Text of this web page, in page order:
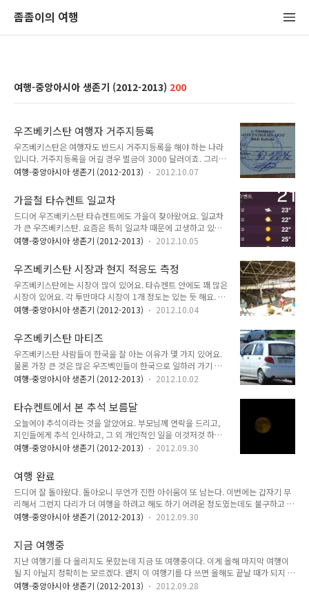
좀좀이의 여행
여행-중앙아시아 생존기 (2012-2013) 200
우즈베키스탄 여행자 거주지등록
우즈베키스탄은 여행자도 반드시 거주지등록을 해야 하는 나라
입니다. 거주지등록을 어길 경우 벌금이 3000 달러이죠. 그리고
이것은 계도 없이 바로 벌금이 나갑니다. 안 걸리고 잘 나가는 사
까다롭게 하는 곳은 동부에서 타슈켄트로 들어오는 길에 있는 검
문소와 타슈켄트 지하철 역입니다. 타슈켄트 지하철 역은 수하물
검사를 하는데, 이때 거주지등록 조사를 하는 경우도 종종 있죠.
거주지등록은 흔히 OVIR 가서 하라고만 나와 있는데 여행자들
은 꼭 오비르 가서 할 필요가 없어요. 호텔 및 게스트하우스, 호
하고, 오비르에 전화를 해서 거주지등록을 대신 해 주죠. 이렇게
하면 오비르에 갈 필요가..
여행-중앙아시아 생존기 (2012-2013) 2012.10.07
가을철 타슈켄트 일교차
드디어 우즈베키스탄 타슈켄트에도 가을이 찾아왔어요. 일교차
가 큰 우즈베키스탄. 요즘은 특히 일교차 때문에 고생하고 있어
요. 낮은 초가을, 밤은 늦가을을 보여주는 일교차. 낮에는 그냥
이 되면 추워요. 새벽에는 정말로 추워요. 그래서 전기장판을 벌
써 꺼냈답니다. 일교차가 커서 감기가 올까 말까 계속 눈치를 보
고 있네요. 여러분, 모두 가을철 감기 조심하세요!
여행-중앙아시아 생존기 (2012-2013) 2012.10.05
우즈베키스탄 시장과 현지 적응도 측정
우즈베키스탄에는 시장이 많이 있어요. 타슈켄트 안에도 꽤 많은
시장이 있어요. 각 투만마다 시장이 1개 정도는 있는 듯 해요. 우
즈베키스탄에서 시장은 크게 두 종류로 나눌 수 있어요. 하나는
른 하나는 잡화 및 공산품을 주로 파는 부윰 보조르 Buyum
bozori 에요. 전자는 정말 우리가 생각하는 시장이고, 후자는 동
대문 시장이나 남대문 시장 생각하시면 되요. 만약 이 나라 사람
들이 무엇을 먹고, 어떤 과일과 야채, 향신료가 있는지 궁금하다
면 데흐콘 보조르로 가야 해요. 부윰 보조르에서도 약간 팔기는
르에요. 이 데흐콘 보조르는 몇 개 구역이 나누어져 있어요. 대충
분..
여행-중앙아시아 생존기 (2012-2013) 2012.10.04
우즈베키스탄 마티즈
우즈베키스탄 사람들이 한국을 잘 아는 이유가 몇 가지 있어요.
물론 가장 큰 것은 많은 우즈벡인들이 한국으로 일하러 가기 때
문. 시골에서는 한달에 100달러 버는 집도 허다한데 한국 가면
생역전'이라고 생각하는 사람들이 많아요. 두 번째는 바로 '대
우'. 이 나라는 삼성보다도 대우가 더 유명한 나라. 그 이유는 이
나라에 대우 자동차 공장이 있기 때문이에요. IMF 때 대우 그룹
이 부도가 났는데, 이 나라 자동차 공장은 계속 가동되었어요. 아
마 정부에서 억지로 돌린 거 아닌가 하는 생각이 드는데, 어쨌든
종 택시로 많이 사용되죠. 그리고 이런 자동차 종류가 아예 택시
종류로 이름..
여행-중앙아시아 생존기 (2012-2013) 2012.10.02
타슈켄트에서 본 추석 보름달
오늘에야 추석이라는 것을 알았어요. 부모님께 연락을 드리고,
지인들에게 추석 인사하고, 그 외 개인적인 일을 이것저것 하다
보니 어느덧 저녁 7시. 창밖을 보니 보름달이 휘영청 빛나고 있
위가 맞기는 맞나 보아요. 이 보름달이 높게 떠서 그런지, 다른
이유가 있는지는 몰라도 다른 때 보았던 보름달보다 크기가 작네
요. 진짜 크게 뜰 때에는 엄청 크게 뜨는데요. 그렇게 큰 보름달
이 뜰 때마다 '이것이 한국보다 남위도에 위치한 나라의 달'이라
고 좋아했는데 지금 창밖에 떠 있는 달은 그냥 한국에서 보던 달
세요!
여행-중앙아시아 생존기 (2012-2013) 2012.09.30
여행 완료
드디어 잘 돌아왔다. 돌아오니 무언가 진한 아쉬움이 또 남는다. 이번에는 갑자기 무
리해서 그런지 다리가 더 여행을 하려고 해도 하기 어려운 정도였는데도 불구하고 벌
써 끝나버렸다는 생각만 든다. 집에 돌아와 샤워하고 짐을 대충 정리하니 한 시간이
글을 달아드리는 것부터 시작해야겠다. 사진 정리도 하고 여행기도 하나 하나 올리기
시작하고, 할 일도 다시 해야겠구나. 다시 일상으로 돌아왔으니 내일 하루는 여기 국
경일이니 푹 쉬고 모레부터는 다시 정상적인 일상으로 돌아가야겠다. 한국은 지금 추
석이라는데 나는 오늘 기차 타고 타슈켄트에 있는 집으로 돌아왔다. p.s. 매우 많이
늦었지만 모두 즐거운 추석 보내세요.
여행-중앙아시아 생존기 (2012-2013) 2012.09.30
지금 여행중
지난 여행기를 다 올리지도 못햤는데 지금 또 여행중이다. 이게 올해 마지막 여행이
될 지 아닐지 정확히는 모르겠다. 왠지 이 여행기를 다 쓰면 올해도 끝날 때가 되지 않
을까하는 생각도 문득 든다. 여행을 떠나기 전에 이미 이번 여행을 다녀와 쓸 여행기
여행-중앙아시아 생존기 (2012-2013) 2012.09.28